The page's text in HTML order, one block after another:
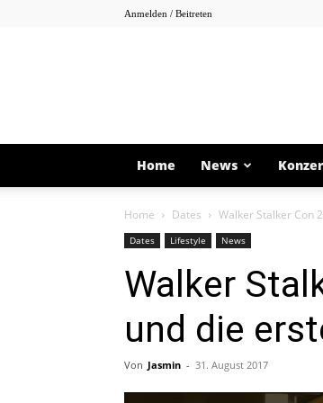
Anmelden / Beitreten
Home News
Home Dates Walker Stalker Con
Dates Lifestyle News
Walker
und die
Von Jasmin - 31. August 2017